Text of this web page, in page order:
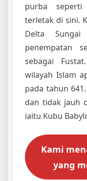
purba
terletak di sini.
Delta
penempatan
sebagai
wilayah Islam
pada tahun
dan tidak jauh
iaitu Kubu
Kami
yang